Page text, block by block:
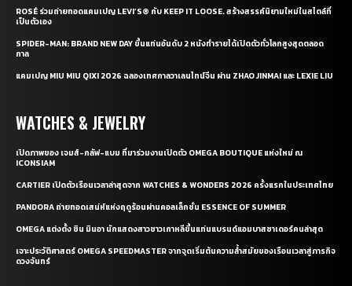
ROSÉ ร่วมถ่ายทอดแคมเปญ LEVI’S® กับ KEEP IT LOOSE. สร้างสรรค์นิยามใหม่ในสไตล์ที่
เป็นตัวเอง
SPIDER-MAN: BRAND NEW DAY ขึ้นแท่นอันดับ 2 หนังทำรายได้เปิดตัวทั่วโลกสูงสุดตลอด
กาล
แคมเปญ MIU MIU QIXI 2026 ฉลองเทศกาลวาเลนไทน์จีน ผ่าน ZHAO JINMAI และ LEXIE LIU
WATCHES & JEWELRY
เปิดภาพของ เจมส์-กลัฟ-แบม ที่มาร่วมงานเปิดตัว OMEGA BOUTIQUE แห่งใหม่ ณ
ICONSIAM
CARTIER เปิดตัวเรือนเวลาล่าสุดจาก WATCHES & WONDERS 2026 ครั้งแรกในประเทศไทย
PANDORA ถ่ายทอดเสน่ห์แห่งฤดูร้อนผ่านคอลเล็กชั่น ESSENCE OF SUMMER
OMEGA แต่งตั้ง ชิน มินอา นักแสดงสาวชาวเกาหลีขึ้นแท่นแบรนด์แอมบาสซาเดอร์คนล่าสุด
เจาะประวัติศาสตร์ OMEGA SPEEDMASTER จากจุดเริ่มต้นความล้ำสมัยของเรือนเวลาสู่ภารกิจ
ดวงจันทร์